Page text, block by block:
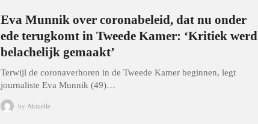
Eva Munnik over coronabeleid, dat nu onder
ede terugkomt in Tweede Kamer: ‘Kritiek werd
belachelijk gemaakt’
Terwijl de coronaverhoren in de Tweede Kamer beginnen, legt
journaliste Eva Munnik (49)…
by Aktuelle